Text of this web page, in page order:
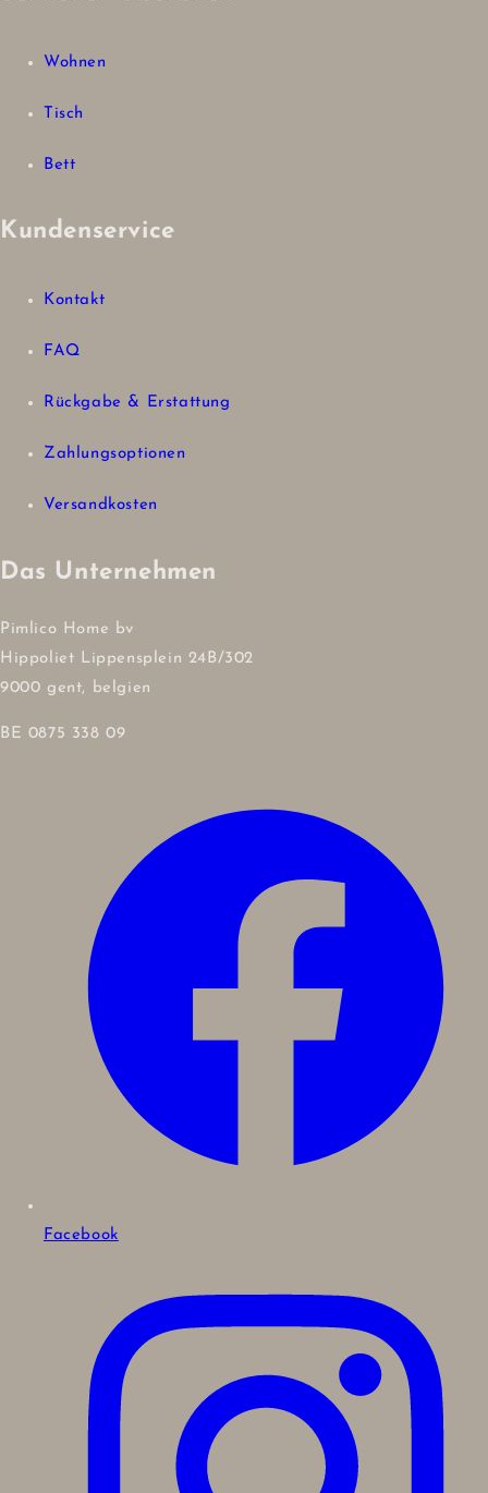
Wohnen
Tisch
Bett
Kundenservice
Kontakt
FAQ
Rückgabe & Erstattung
Zahlungsoptionen
Versandkosten
Das Unternehmen
Pimlico Home bv
Hippoliet Lippensplein 24B/302
9000 gent, belgien
BE 0875 338 09
Facebook